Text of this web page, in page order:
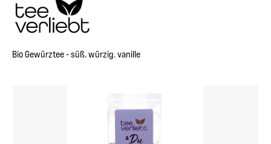
Bio Gewürztee - süß. würzig. vanille